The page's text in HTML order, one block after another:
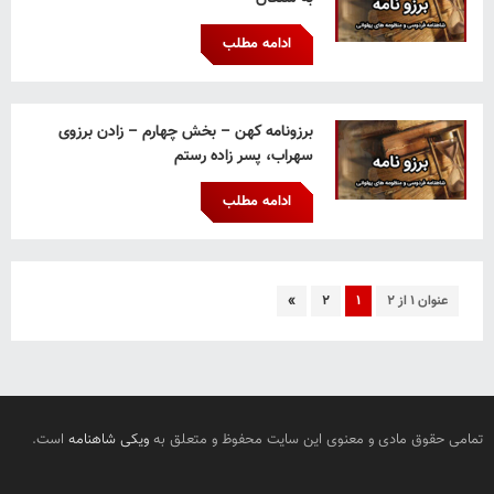
ادامه مطلب
برزونامه کهن – بخش چهارم – زادن برزوی
سهراب، پسر زاده رستم
ادامه مطلب
عنوان ۱ از ۲ ۱ ۲ »
تمامی حقوق مادی و معنوی این سایت محفوظ و متعلق به ویکی شاهنامه است.